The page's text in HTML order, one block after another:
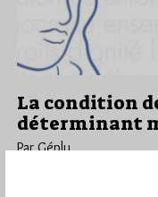
La condition
déterminant
Par Géplu